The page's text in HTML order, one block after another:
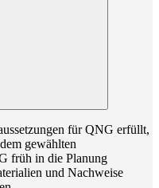
für QNG erfüllt,
gewählten
früh in die Planung
und Nachweise